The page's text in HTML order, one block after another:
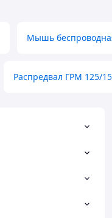
Мышь
Распредвал ГРМ 125/